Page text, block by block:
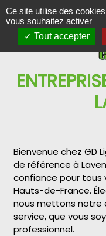
Panneau de gestion des
Ce site utilise des
vous souhaitez activer
Tout accepter
Bienvenue chez GD
de référence à
confiance pour tous
Hauts-de-France.
nous mettons notre
service, que vous
professionnel.